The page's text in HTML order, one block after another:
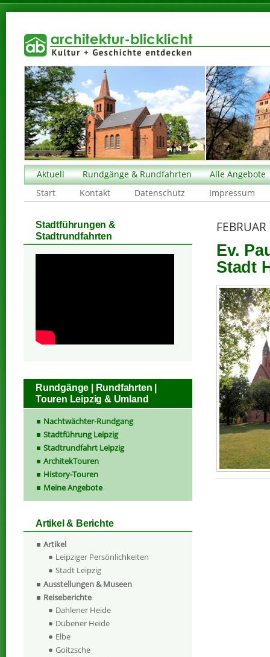
Aktuell Rundgänge & Rundfahrten
Alle Angebote
Start
Kontakt Datenschutz Impressum
Ev.
Stadt
Stadtführungen &
Stadtrundfahrten
Rundgänge | Rundfahrten |
Touren Leipzig & Umland
Nachtwächter-Rundgang
Stadtführung Leipzig
Stadtrundfahrt Leipzig
ArchitekTouren
History-Touren
Meine Angebote
Artikel & Berichte
Artikel
Leipziger Persönlichkeiten
Stadt Leipzig
Ausstellungen & Museen
Reiseberichte
Dahlener Heide
Dübener Heide
Elbe
Goitzsche